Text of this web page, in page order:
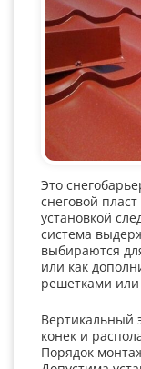
Это
снеговой
установкой
система
выбираются
или как
решетками
Вертикальный
конек и
Порядок